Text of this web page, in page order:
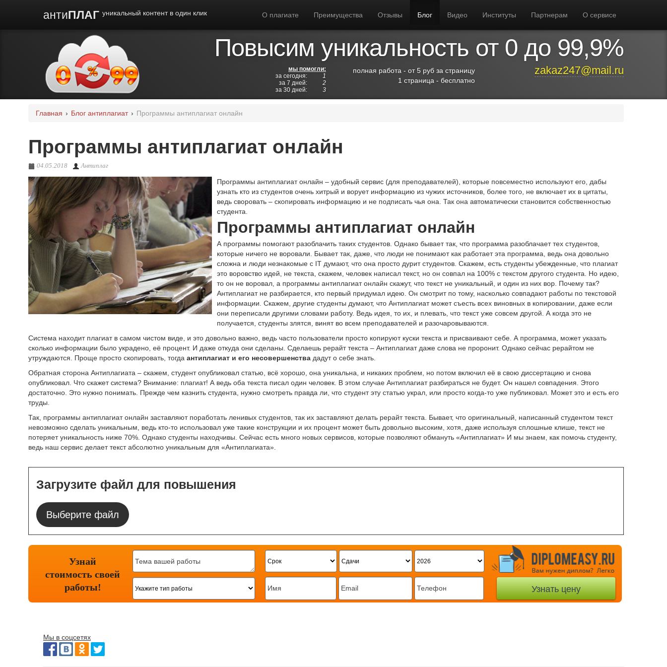
антиПЛАГ уникальный контент в один клик О плагиате Преимущества Отзывы Блог Видео Институты Партнерам О сервисе
Повысим уникальность от 0 до 99,9%
мы помогли:
за сегодня:
1
за 7 дней:
2
за 30 дней:
3
полная работа - от 5 руб за страницу
1 страница - бесплатно
zakaz247@mail.ru
Главная › Блог антиплагиат › Программы антиплагиат онлайн
Программы антиплагиат онлайн
04.05.2018 Антиплаг
Программы антиплагиат онлайн – удобный сервис (для преподавателей), которые повсеместно используют его, дабы
узнать кто из студентов очень хитрый и ворует информацию из чужих источников, более того, не включает их в цитаты,
ведь своровать – скопировать информацию и не подписать чья она. Так она автоматически становится собственностью
студента.
Программы антиплагиат онлайн
А программы помогают разоблачить таких студентов. Однако бывает так, что программа разоблачает тех студентов,
которые ничего не воровали. Бывает так, даже, что люди не понимают как работает эта программа, ведь она довольно
сложна и люди незнакомые с IT думают, что она просто дурит студентов. Скажем, есть студенты убежденные, что плагиат
это воровство идей, не текста, скажем, человек написал текст, но он совпал на 100% с текстом другого студента. Но идею,
то он не воровал, а программы антиплагиат онлайн скажут, что текст не уникальный, и один из них вор. Почему так?
Антиплагиат не разбирается, кто первый придумал идею. Он смотрит по тому, насколько совпадают работы по текстовой
информации. Скажем, другие студенты думают, что Антиплагиат может съесть всех виновных в копировании, даже если
они переписали другими словами работу. Ведь идея, то их, и плевать, что текст уже совсем другой. А когда это не
получается, студенты злятся, винят во всем преподавателей и разочаровываются.
Система находит плагиат в самом чистом виде, и это довольно важно, ведь часто пользователи просто копируют куски текста и присваивают себе. А программа, может указать
сколько информации было украдено, её процент. И даже откуда они сделаны. Сделаешь рерайт текста – Антиплагиат даже слова не проронит. Однако сейчас рерайтом не
утруждаются. Проще просто скопировать, тогда антиплагиат и его несовершенства дадут о себе знать.
Обратная сторона Антиплагиата – скажем, студент опубликовал статью, всё хорошо, она уникальна, и никаких проблем, но потом включил её в свою диссертацию и снова
опубликовал. Что скажет система? Внимание: плагиат! А ведь оба текста писал один человек. В этом случае Антиплагиат разбираться не будет. Он нашел совпадения. Этого
достаточно. Это нужно понимать. Прежде чем казнить студента, нужно смотреть правда ли, что студент эту статью украл, или просто когда-то уже публиковал. Может это и есть его
труды.
Так, программы антиплагиат онлайн заставляют поработать ленивых студентов, так их заставляют делать рерайт текста. Бывает, что оригинальный, написанный студентом текст
невозможно сделать уникальным, ведь кто-то использовал уже такие конструкции и их процент может быть довольно высоким, хотя, даже используя сплошные клише, текст не
потеряет уникальность ниже 70%. Однако студенты находчивы. Сейчас есть много новых сервисов, которые позволяют обмануть «Антиплагиат» И мы знаем, как помочь студенту,
ведь наш сервис делает текст абсолютно уникальным для «Антиплагиата».
Загрузите файл для повышения
Выберите файл
Узнай
стоимость своей
работы!
Мы в соцсетях